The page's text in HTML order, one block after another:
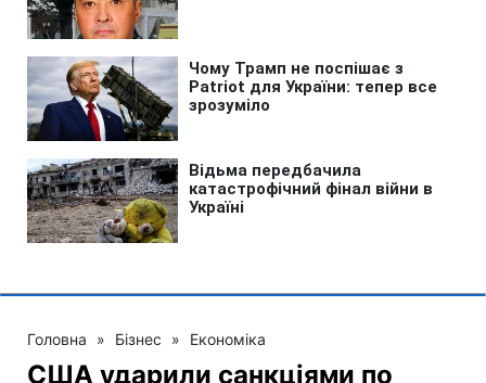
Головна » Бізнес » Економіка
США ударили санкціями по